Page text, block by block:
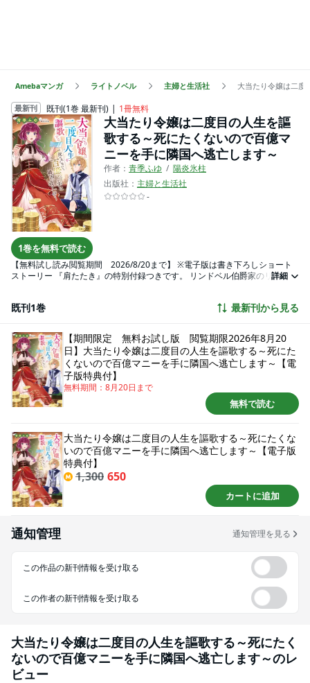
Amebaマンガ ライトノベル 主婦と生活社 大当たり令嬢は二度
最新刊 既刊(1巻 最新刊) 1冊無料
1巻を無料で読む
大当たり令嬢は二度目の人生を謳
歌する～死にたくないので百億マ
ニーを手に隣国へ逃亡します～
作者： 青季ふゆ
陽炎氷柱
出版社： 主婦と生活社
-
【無料試し読み閲覧期間 2026/8/20まで】 ※電子版は書き下ろしショート
ストーリー 『肩たたき』の特別付録つきです。 リンドベル伯爵家のリリアは
れず、リリアの頬はこけ、 目は一切の光を宿していなかった。 そして呆気な
の運命から逃れるべく、 リリアは投獄される前に覚えていた 宝くじの当選番
号を使い百億マニーを獲得する。 何不自由ない豪遊生活を──とはならず。
何かと休まらない日々が押し寄せてくる!? 宝くじから始まる、人生逆転スロ
ーライフ！
詳細
既刊1巻 最新刊から見る
【期間限定 無料お試し版 閲覧期限2026年8月20
日】大当たり令嬢は二度目の人生を謳歌する～死にた
くないので百億マニーを手に隣国へ逃亡します～【電
子版特典付】
無料期間： 8月20日 まで
無料で読む
大当たり令嬢は二度目の人生を謳歌する～死にたくな
いので百億マニーを手に隣国へ逃亡します～【電子版
特典付】
1,300 650
カートに追加
通知管理 通知管理を見る
この作品の新刊情報を受け取る
この作者の新刊情報を受け取る
大当たり令嬢は二度目の人生を謳歌する～死にたく
ないので百億マニーを手に隣国へ逃亡します～のレ
ビュー